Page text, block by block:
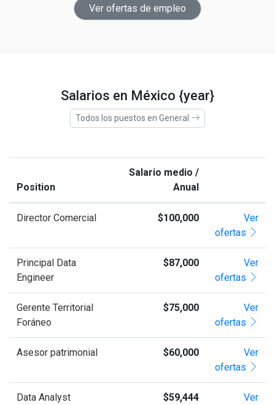
Ver ofertas de empleo
Salarios en México {year}
Todos los puestos en General
Position
Salario medio /
Anual
Director Comercial $100,000
Ver
ofertas
Principal Data
Engineer
$87,000
Ver
ofertas
Gerente Territorial
Foráneo
$75,000
Ver
ofertas
Asesor patrimonial $60,000
Ver
ofertas
Data Analyst $59,444
Ver